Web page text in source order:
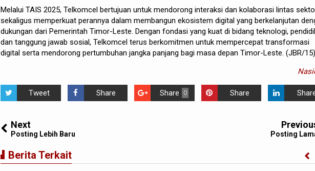
Melalui TAIS 2025, Telkomcel bertujuan untuk mendorong interaksi dan kolaborasi lintas
sekaligus memperkuat perannya dalam membangun ekosistem digital yang berkelanjutan
dukungan dari Pemerintah Timor-Leste. Dengan fondasi yang kuat di bidang teknologi,
dan tanggung jawab sosial, Telkomcel terus berkomitmen untuk mempercepat transformasi
digital serta mendorong pertumbuhan jangka panjang bagi masa depan Timor-Leste. (JBR/15)
Tweet Share 0
Share Share
Next
Posting Lebih Baru Posting
Berita Terkait